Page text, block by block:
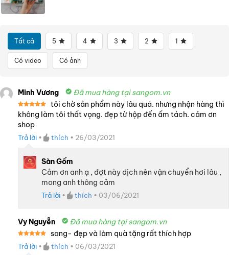
Tất cả 5 4 3 2 1
Có video Có ảnh
Minh Vương Đã mua hàng tại sangom.vn
Được xếp
hạng55
sao
tôi chờ sản phẩm này lâu quá. nhưng nhận hàng thì
không làm tôi thất vọng. đẹp từ hộp đến ấm tách. cảm ơn
shop
Trả lời • thích • 26/03/2021
Sàn Gốm
Cảm ơn anh ạ , đợt này dịch nên vận chuyển hơi lâu ,
mong anh thông cảm
Trả lời • thích • 03/06/2021
Vy Nguyễn Đã mua hàng tại sangom.vn
hạng5 5
sang- đẹp và làm quà tặng rất thích hợp
Trả lời • thích • 06/03/2021